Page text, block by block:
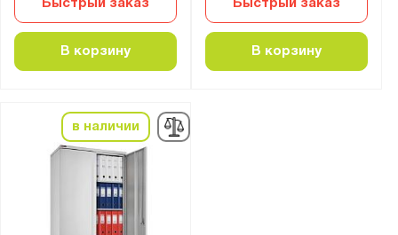
Быстрый заказ
В корзину
Быстрый заказ
В корзину
в наличии
Транспортный белый (RAL 9016)
Материал:
Тип замка:
1 ключевой
Ключевой
Ригельный ключевой еврозамок